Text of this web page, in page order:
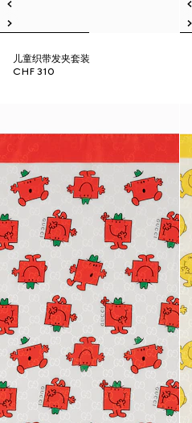
儿童织带发夹套装
CHF 310